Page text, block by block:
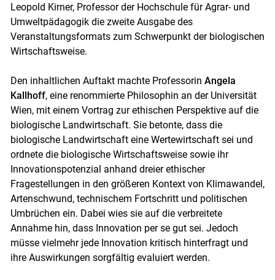
Leopold Kirner, Professor der Hochschule für Agrar- und
Umweltpädagogik die zweite Ausgabe des
Veranstaltungsformats zum Schwerpunkt der biologischen
Wirtschaftsweise.
Den inhaltlichen Auftakt machte Professorin Angela
Kallhoff, eine renommierte Philosophin an der Universität
Wien, mit einem Vortrag zur ethischen Perspektive auf die
biologische Landwirtschaft. Sie betonte, dass die
biologische Landwirtschaft eine Wertewirtschaft sei und
ordnete die biologische Wirtschaftsweise sowie ihr
Innovationspotenzial anhand dreier ethischer
Fragestellungen in den größeren Kontext von Klimawandel,
Artenschwund, technischem Fortschritt und politischen
Umbrüchen ein. Dabei wies sie auf die verbreitete
Annahme hin, dass Innovation per se gut sei. Jedoch
müsse vielmehr jede Innovation kritisch hinterfragt und
ihre Auswirkungen sorgfältig evaluiert werden.